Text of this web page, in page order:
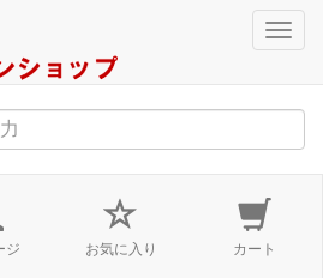
ジ お気に入り カート